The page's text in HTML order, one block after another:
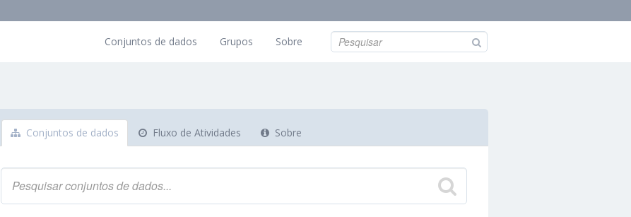
Conjuntos de dados Grupos Sobre
Conjuntos de dados Fluxo de Atividades Sobre